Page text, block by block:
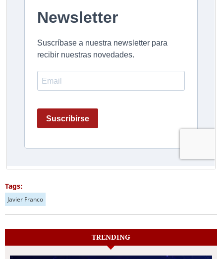
Tags:
Javier Franco
TRENDING